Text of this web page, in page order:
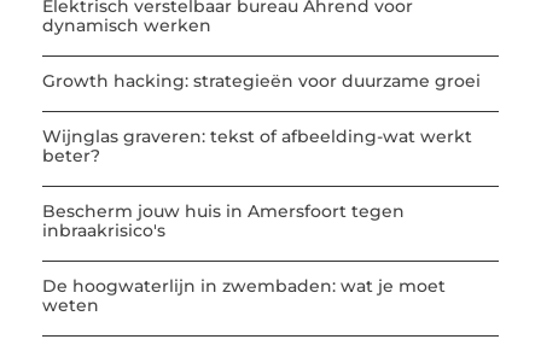
Elektrisch verstelbaar bureau Ahrend voor
dynamisch werken
Growth hacking: strategieën voor duurzame groei
Wijnglas graveren: tekst of afbeelding-wat werkt
beter?
Bescherm jouw huis in Amersfoort tegen
inbraakrisico's
De hoogwaterlijn in zwembaden: wat je moet
weten